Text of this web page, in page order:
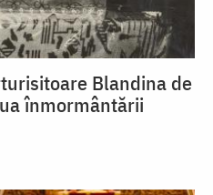
Blandina de
înmormântării